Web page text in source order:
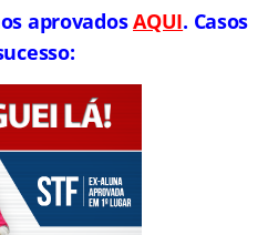
aprovadosAQUI. Casos